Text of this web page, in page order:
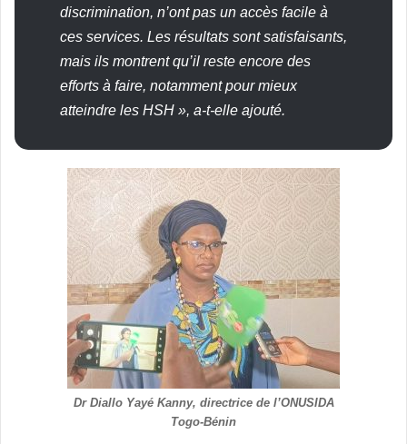
discrimination, n’ont pas un accès facile à
ces services. Les résultats sont satisfaisants,
mais ils montrent qu’il reste encore des
efforts à faire, notamment pour mieux
atteindre les HSH », a-t-elle ajouté.
Dr Diallo Yayé Kanny, directrice de l’ONUSIDA
Togo-Bénin